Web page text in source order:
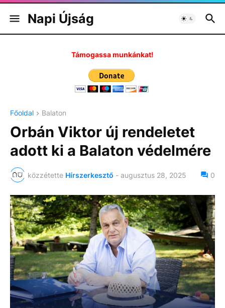
Napi Újság
Támogassa munkánkat!
Főoldal Balaton
Orbán Viktor új rendeletet
adott ki a Balaton védelmére
közzétette Hírszerkesztő - augusztus 28, 2025 0